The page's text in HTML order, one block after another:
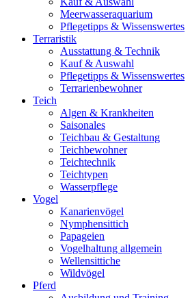
Meerwasseraquarium
Pflegetipps & Wissenswertes
Terraristik
Ausstattung & Technik
Kauf & Auswahl
Pflegetipps & Wissenswertes
Terrarienbewohner
Teich
Algen & Krankheiten
Saisonales
Teichbau & Gestaltung
Teichbewohner
Teichtechnik
Teichtypen
Wasserpflege
Vogel
Kanarienvögel
Nymphensittich
Papageien
Vogelhaltung allgemein
Wellensittiche
Wildvögel
Pferd